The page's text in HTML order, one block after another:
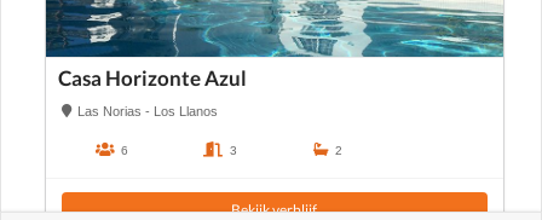
Casa Horizonte Azul
Las Norias - Los Llanos
6 3 2
Bekijk verblijf